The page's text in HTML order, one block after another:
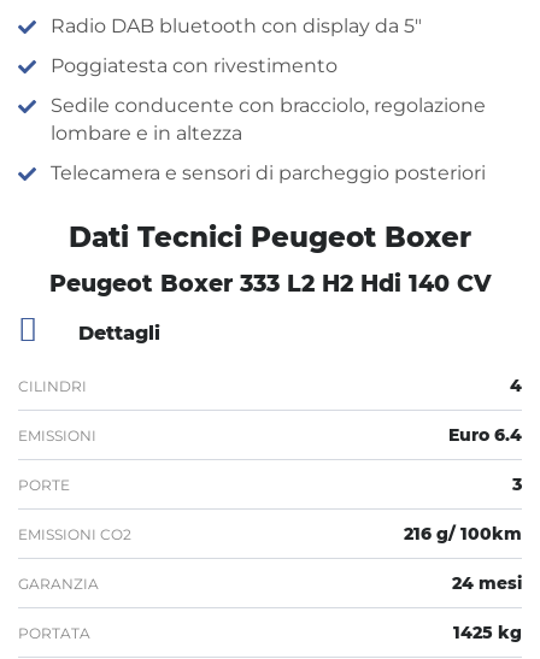
Radio DAB bluetooth con display da 5″
Poggiatesta con rivestimento
Sedile conducente con bracciolo, regolazione
lombare e in altezza
Telecamera e sensori di parcheggio posteriori
Dati Tecnici Peugeot Boxer
Peugeot Boxer 333 L2 H2 Hdi 140 CV
Dettagli
CILINDRI 4
EMISSIONI Euro 6.4
PORTE 3
EMISSIONI CO2 216 g/ 100km
GARANZIA 24 mesi
PORTATA 1425 kg